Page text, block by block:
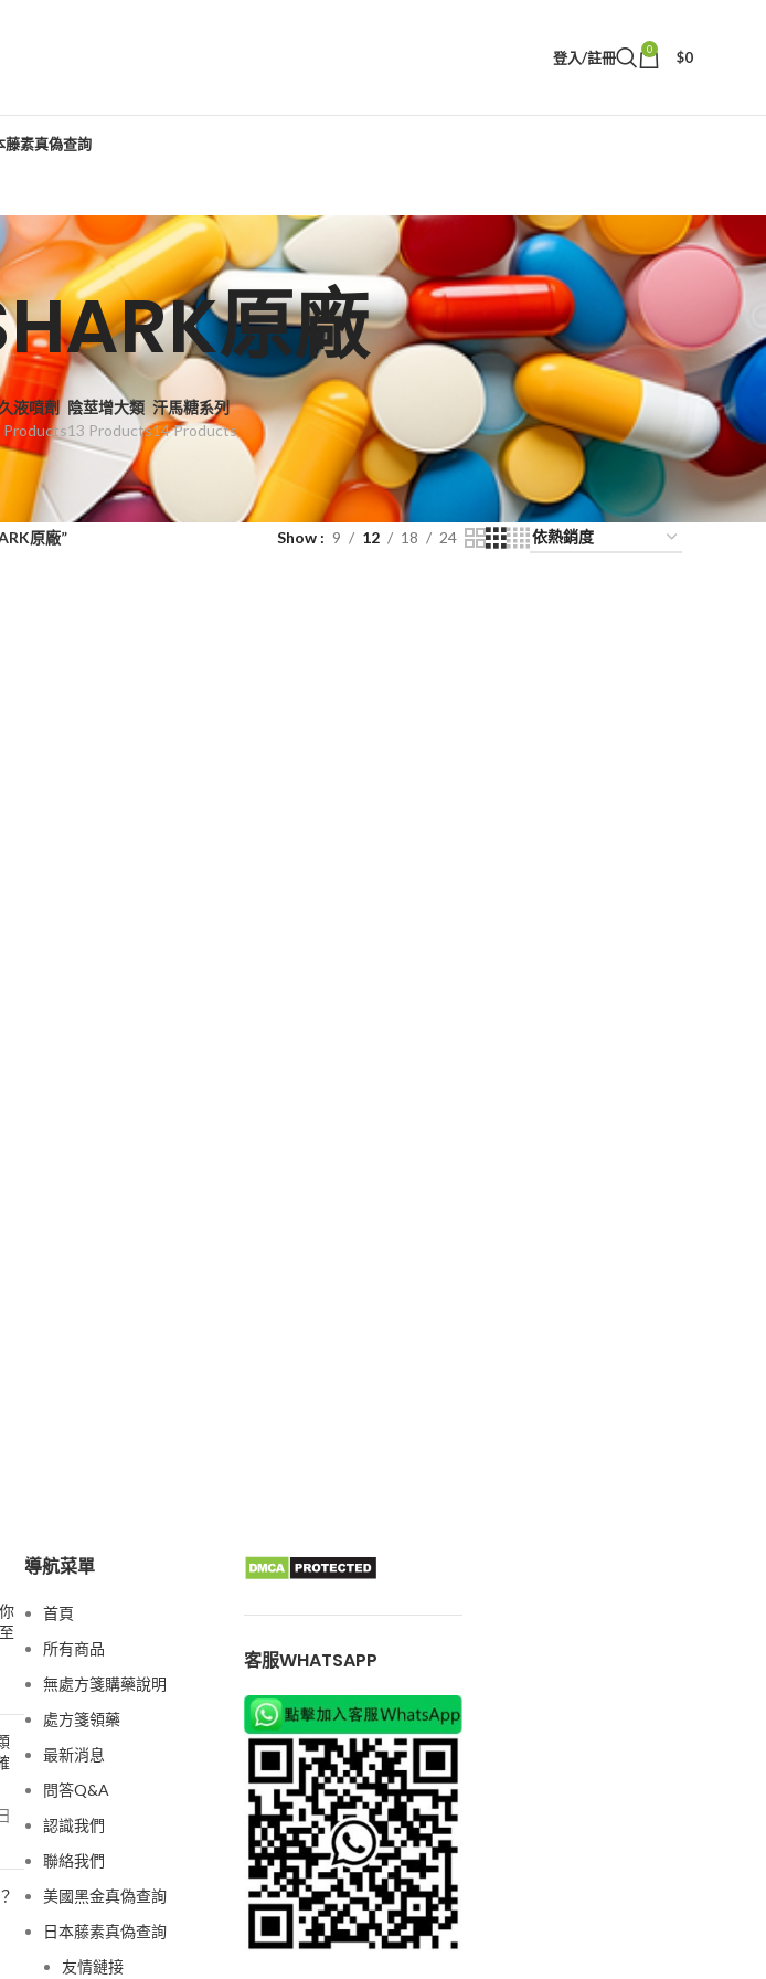
登入/註冊 0 $0
藤素真偽查詢
原廠
液噴劑
Products
陰莖增大類
13 Products
汗馬糖系列
14 Products
原廠” Show 9 12 18 24
導航菜單
首頁
所有商品
無處方箋購藥說明
處方箋領藥
最新消息
問答Q&A
認識我們
聯絡我們
美國黑金真偽查詢
日本藤素真偽查詢
友情鏈接
客服WHATSAPP